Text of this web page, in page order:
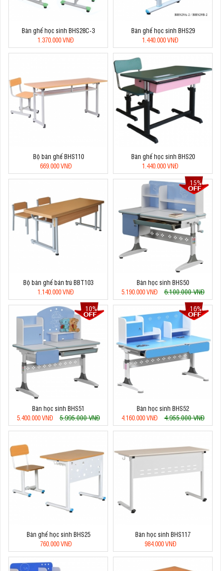
Bàn ghế học sinh BHS28C-3
1.370.000 VNĐ
Bàn ghế học sinh BHS29
1.440.000 VNĐ
Bộ bàn ghế BHS110
669.000 VNĐ
Bàn ghế học sinh BHS20
1.440.000 VNĐ
Bộ bàn ghế bán trú BBT103
1.140.000 VNĐ
15%
Bàn học sinh BHS50
5.190.000 VNĐ
6.100.000 VNĐ
10%
Bàn học sinh BHS51
5.400.000 VNĐ
5.995.000 VNĐ
16%
Bàn học sinh BHS52
4.160.000 VNĐ
4.955.000 VNĐ
Bàn ghế học sinh BHS25
760.000 VNĐ
Bàn học sinh BHS117
984.000 VNĐ